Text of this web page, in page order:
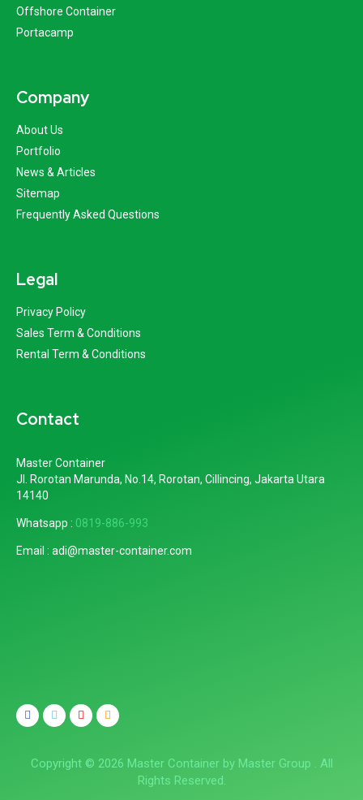
Offshore Container
Portacamp
Company
About Us
Portfolio
News & Articles
Sitemap
Frequently Asked Questions
Legal
Privacy Policy
Sales Term & Conditions
Rental Term & Conditions
Contact
Master Container
Jl. Rorotan Marunda, No.14, Rorotan, Cillincing, Jakarta Utara
14140
Whatsapp : 0819-886-993
Email : adi@master-container.com
Copyright © 2026 Master Container by Master Group . All
Rights Reserved.